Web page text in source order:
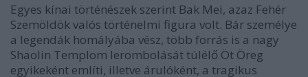
Egyes kínai történészek szerint Bak Mei, azaz Fehér
Szemöldök valós történelmi figura volt. Bár személye
a legendák homályába vész, több forrás is a nagy
Shaolin Templom lerombolását túlélő Öt Öreg
egyikeként említi, illetve árulóként, a tragikus